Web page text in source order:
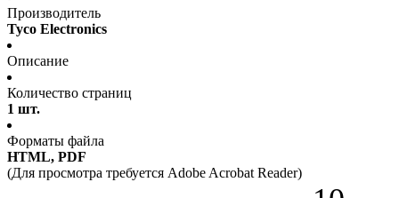
Производитель
Tyco Electronics
Описание
Количество страниц
1 шт.
Форматы файла
HTML, PDF
(Для просмотра требуется Adobe Acrobat Reader)